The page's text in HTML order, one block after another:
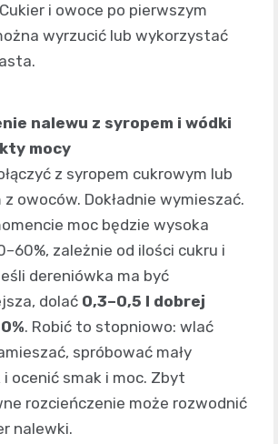
i owoce po pierwszym
wyrzucić lub wykorzystać
nalewu z syropem i wódki
mocy
z syropem cukrowym lub
z owoców. Dokładnie wymieszać.
moc będzie wysoka
zależnie od ilości cukru i
dereniówka ma być
dolać 0,3–0,5 l dobrej
. Robić to stopniowo: wlać
spróbować mały
i ocenić smak i moc. Zbyt
rozcieńczenie może rozwodnić
nalewki.